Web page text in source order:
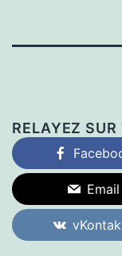
RELAYEZ
Email